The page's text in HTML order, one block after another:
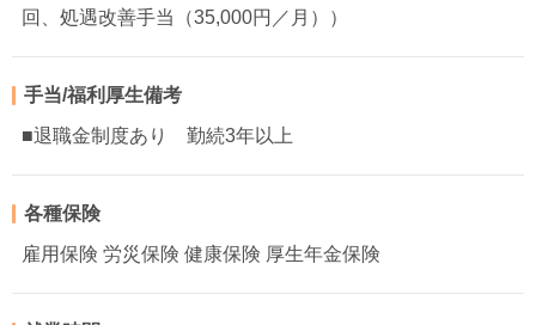
回、処遇改善手当（35,000円／月））
手当/福利厚生備考
■退職金制度あり 勤続3年以上
各種保険
雇用保険 労災保険 健康保険 厚生年金保険